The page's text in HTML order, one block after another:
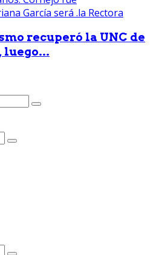
recuperó la UNC de
luego...